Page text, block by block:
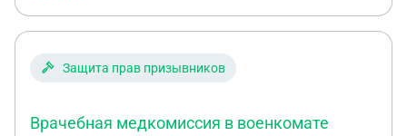
Защита прав призывников
Врачебная медкомиссия в военкомате